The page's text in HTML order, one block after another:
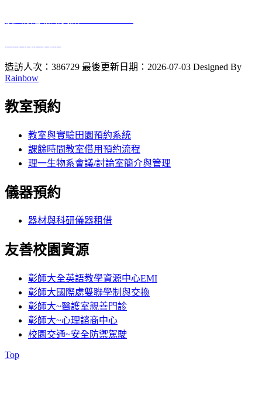
造訪人次：386729 最後更新日期：2026-07-03 Designed By
Rainbow
教室預約
教室與實驗田園預約系統
課餘時間教室借用預約流程
理一生物系會議/討論室簡介與管理
儀器預約
器材與科研儀器租借
友善校園資源
彰師大全英語教學資源中心EMI
彰師大國際處雙聯學制與交換
彰師大~醫護室親善門診
彰師大~心理諮商中心
校園交通~安全防禦駕駛
Top